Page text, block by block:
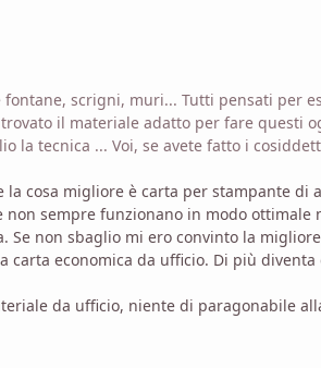
fontane, scrigni, muri... Tutti pensati per
il materiale adatto per fare questi
la tecnica ... Voi, se avete fatto i
la cosa migliore è carta per stampante di
sempre funzionano in modo ottimale
Se non sbaglio mi ero convinto la
carta economica da ufficio. Di più
da ufficio, niente di paragonabile